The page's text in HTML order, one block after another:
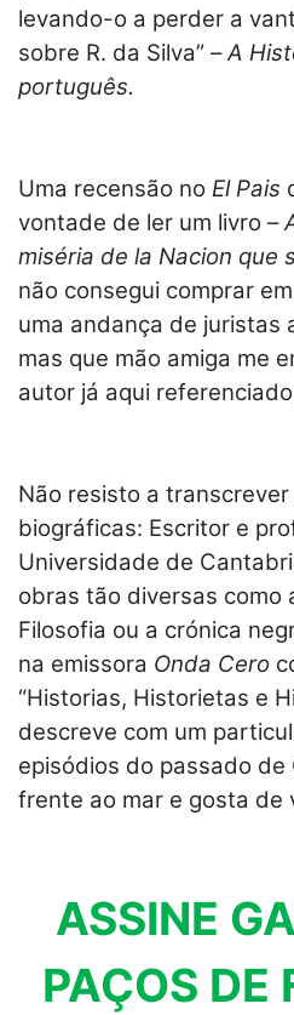
levando-o a perder a
sobre R. da Silva” –A
português.
Uma recensão no El Pais
vontade de ler um livro –
miséria de la Nacion que
não consegui comprar
uma andança de juristas
mas que mão amiga me
autor já aqui
Não resisto a
biográficas: Escritor e
Universidade de
obras tão diversas como
Filosofia ou a crónica
na emissora Onda Cero
“Historias, Historietas e
descreve com um
episódios do passado de
frente ao mar e gosta de
ASSINE
PAÇOS DE